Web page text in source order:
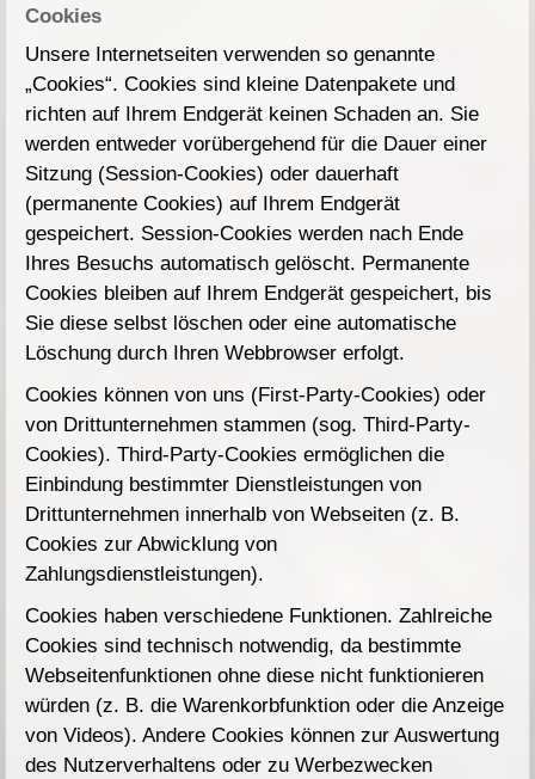
Cookies
Unsere Internetseiten verwenden so genannte
„Cookies“. Cookies sind kleine Datenpakete und
richten auf Ihrem Endgerät keinen Schaden an. Sie
werden entweder vorübergehend für die Dauer einer
Sitzung (Session-Cookies) oder dauerhaft
(permanente Cookies) auf Ihrem Endgerät
gespeichert. Session-Cookies werden nach Ende
Ihres Besuchs automatisch gelöscht. Permanente
Cookies bleiben auf Ihrem Endgerät gespeichert, bis
Sie diese selbst löschen oder eine automatische
Löschung durch Ihren Webbrowser erfolgt.
Cookies können von uns (First-Party-Cookies) oder
von Drittunternehmen stammen (sog. Third-Party-
Cookies). Third-Party-Cookies ermöglichen die
Einbindung bestimmter Dienstleistungen von
Drittunternehmen innerhalb von Webseiten (z. B.
Cookies zur Abwicklung von
Zahlungsdienstleistungen).
Cookies haben verschiedene Funktionen. Zahlreiche
Cookies sind technisch notwendig, da bestimmte
Webseitenfunktionen ohne diese nicht funktionieren
würden (z. B. die Warenkorbfunktion oder die Anzeige
von Videos). Andere Cookies können zur Auswertung
des Nutzerverhaltens oder zu Werbezwecken